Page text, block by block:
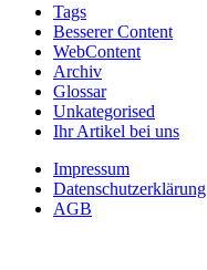
Tags
Besserer Content
WebContent
Archiv
Glossar
Unkategorised
Ihr Artikel bei uns
Impressum
Datenschutzerklärung
AGB